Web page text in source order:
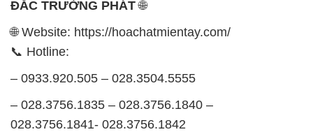
ĐẮC TRƯỜNG PHÁT🌐
🌐 Website: https://hoachatmientay.com/
📞 Hotline:
– 0933.920.505 – 028.3504.5555
– 028.3756.1835 – 028.3756.1840 –
028.3756.1841- 028.3756.1842